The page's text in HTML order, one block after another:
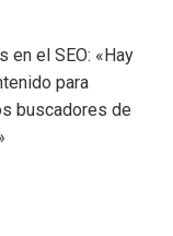
en el SEO: «Hay
para
buscadores de